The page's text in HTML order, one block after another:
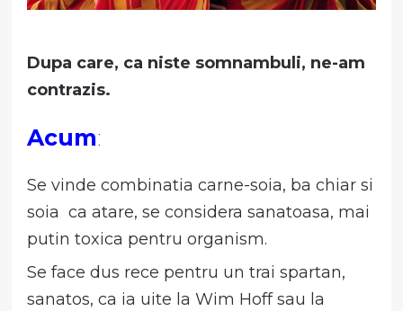
Dupa care, ca niste somnambuli, ne-am
contrazis.
Acum:
Se vinde combinatia carne-soia, ba chiar si
soia ca atare, se considera sanatoasa, mai
putin toxica pentru organism.
Se face dus rece pentru un trai spartan,
sanatos, ca ia uite la Wim Hoff sau la